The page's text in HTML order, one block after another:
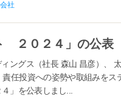
社
２０２４」の公表
ングス（社長 森山 昌彦）、
任投資への姿勢や取組みをス
」を公表しまし...